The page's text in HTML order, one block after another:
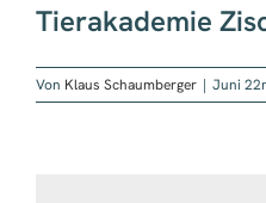
Tierakademie
Von Klaus Schaumberger | Juni